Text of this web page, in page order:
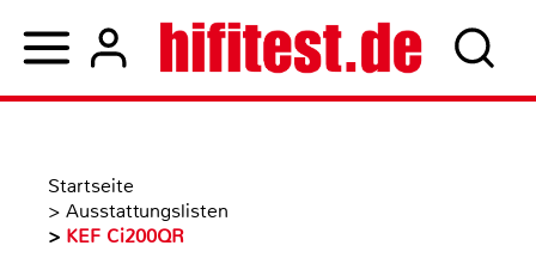
Startseite
> Ausstattungslisten
> KEF Ci200QR